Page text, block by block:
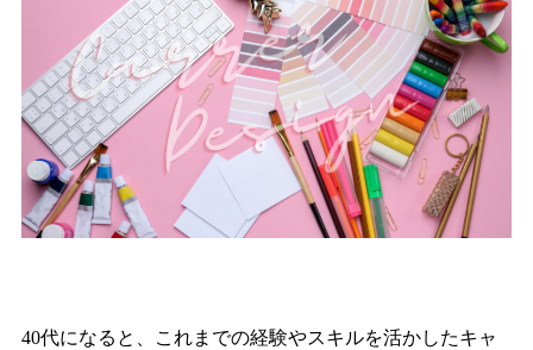
40代になると、これまでの経験やスキルを活かしたキャ